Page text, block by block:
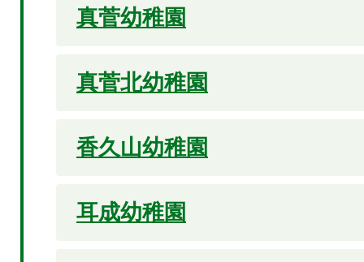
真菅幼稚園
真菅北幼稚園
香久山幼稚園
耳成幼稚園